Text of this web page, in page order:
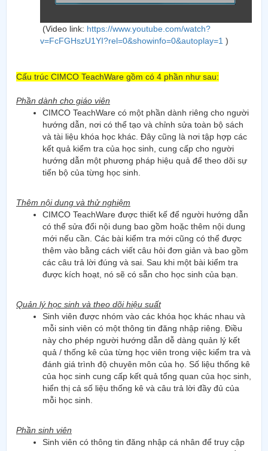
(Video link: https://www.youtube.com/watch?
v=FcFGHszU1YI?rel=0&showinfo=0&autoplay=1 )
Cấu trúc CIMCO TeachWare gồm có 4 phần như sau:
Phần dành cho giáo viên
CIMCO TeachWare có một phần dành riêng cho người
hướng dẫn, nơi có thể tạo và chỉnh sửa toàn bộ sách
và tài liệu khóa học khác. Đây cũng là nơi tập hợp các
kết quả kiểm tra của học sinh, cung cấp cho người
hướng dẫn một phương pháp hiệu quả để theo dõi sự
tiến bộ của từng học sinh.
Thêm nội dung và thử nghiệm
CIMCO TeachWare được thiết kế để người hướng dẫn
có thể sửa đổi nội dung bao gồm hoặc thêm nội dung
mới nếu cần. Các bài kiểm tra mới cũng có thể được
thêm vào bằng cách viết câu hỏi đơn giản và bao gồm
các câu trả lời đúng và sai. Sau khi một bài kiểm tra
được kích hoạt, nó sẽ có sẵn cho học sinh của bạn.
Quản lý học sinh và theo dõi hiệu suất
Sinh viên được nhóm vào các khóa học khác nhau và
mỗi sinh viên có một thông tin đăng nhập riêng. Điều
này cho phép người hướng dẫn dễ dàng quản lý kết
quả / thống kê của từng học viên trong việc kiểm tra và
đánh giá trình độ chuyên môn của họ. Số liệu thống kê
của học sinh cung cấp kết quả tổng quan của học sinh,
hiển thị cả số liệu thống kê và câu trả lời đầy đủ của
mỗi học sinh.
Phần sinh viên
Sinh viên có thông tin đăng nhập cá nhân để truy cập